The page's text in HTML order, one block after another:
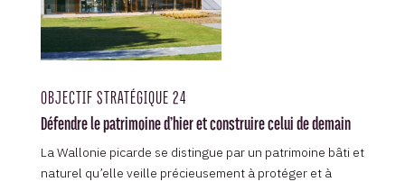
OBJECTIF STRATÉGIQUE 24
Défendre le patrimoine d’hier et construire celui de demain
La Wallonie picarde se distingue par un patrimoine bâti et
naturel qu’elle veille précieusement à protéger et à